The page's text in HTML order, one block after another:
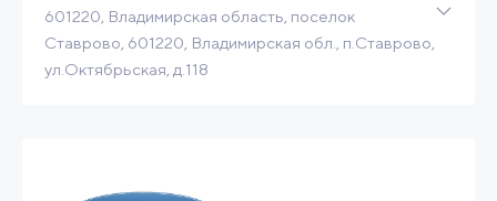
601220, Владимирская область, поселок
Ставрово, 601220, Владимирская обл., п.Ставрово,
ул.Октябрьская, д.118
Связаться